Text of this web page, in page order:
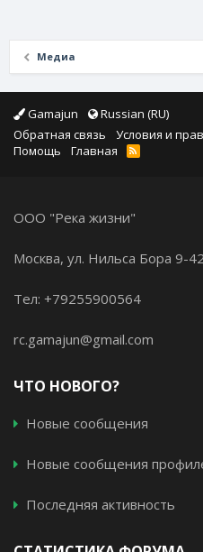
Медиа
Gamajun
Russian (RU)
Обратная связь
Условия и
Помощь
Главная
ООО "Река жизни"
Москва, ул. Нильса Бора 9-42
Тел: +79255900564
rc.gamajun@gmail.com
ЧТО НОВОГО?
Новые сообщения
Новые сообщения
Последняя активность